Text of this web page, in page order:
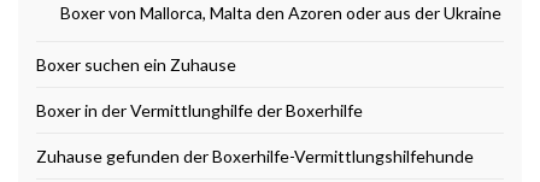
Boxer von Mallorca, Malta den Azoren oder aus der Ukraine
Boxer suchen ein Zuhause
Boxer in der Vermittlunghilfe der Boxerhilfe
Zuhause gefunden der Boxerhilfe-Vermittlungshilfehunde